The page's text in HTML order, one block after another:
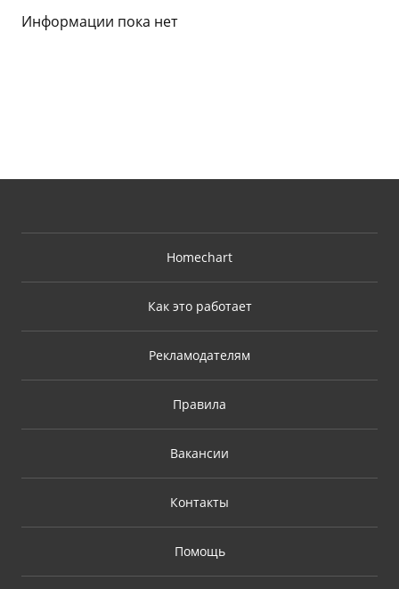
Информации пока нет
Homechart
Как это работает
Рекламодателям
Правила
Вакансии
Контакты
Помощь